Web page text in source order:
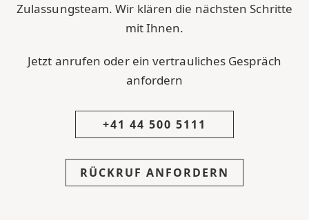
Zulassungsteam. Wir klären die nächsten Schritte
mit Ihnen.
Jetzt anrufen oder ein vertrauliches Gespräch
anfordern
+41 44 500 5111
RÜCKRUF ANFORDERN